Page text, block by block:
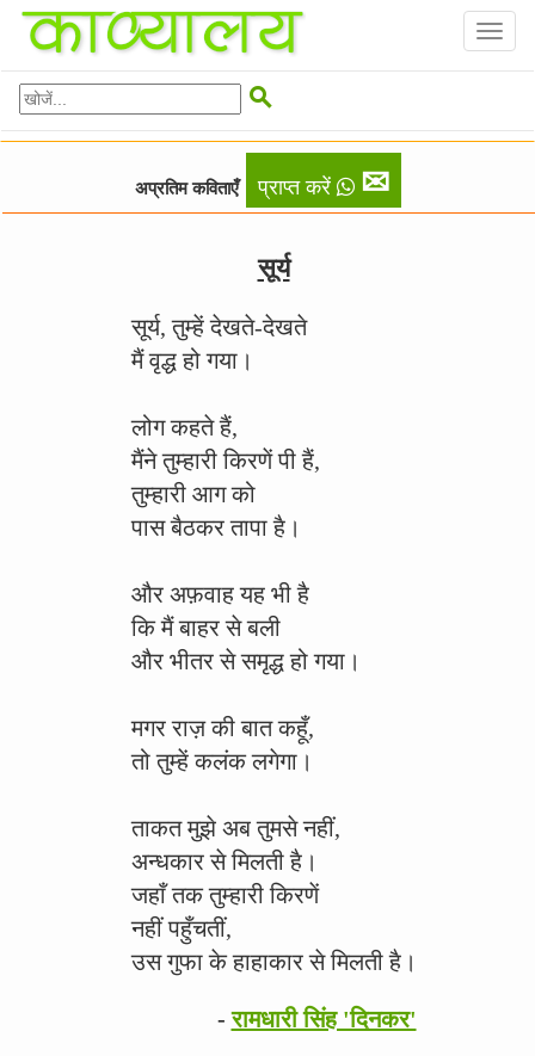

अप्रतिम कविताएँ प्राप्त करें ✉
सूर्य
सूर्य, तुम्हें देखते-देखते
मैं वृद्ध हो गया।
लोग कहते हैं,
मैंने तुम्हारी किरणें पी हैं,
तुम्हारी आग को
पास बैठकर तापा है।
और अफ़वाह यह भी है
कि मैं बाहर से बली
और भीतर से समृद्ध हो गया।
मगर राज़ की बात कहूँ,
तो तुम्हें कलंक लगेगा।
ताकत मुझे अब तुमसे नहीं,
अन्धकार से मिलती है।
जहाँ तक तुम्हारी किरणें
नहीं पहुँचतीं,
उस गुफा के हाहाकार से मिलती है।
-रामधारी सिंह 'दिनकर'